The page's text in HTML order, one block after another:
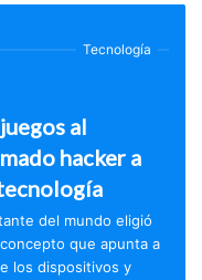
Tecnología
al
hacker a
del mundo eligió
que apunta a
los dispositivos y